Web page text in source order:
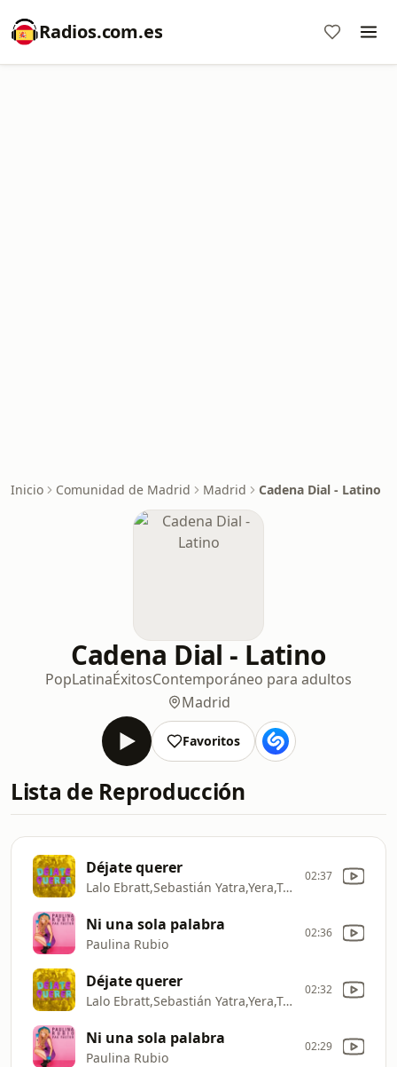
Radios.com.es
Inicio Comunidad de Madrid Madrid Cadena Dial - Latino
Cadena Dial - Latino
PopLatinaÉxitosContemporáneo para adultos
Madrid
Favoritos
Lista de Reproducción
Déjate querer
Lalo Ebratt,Sebastián Yatra,Yera,Trápical Minds
02:37
Ni una sola palabra
Paulina Rubio
02:36
Déjate querer
Lalo Ebratt,Sebastián Yatra,Yera,Trápical Minds
02:32
Ni una sola palabra
Paulina Rubio
02:29